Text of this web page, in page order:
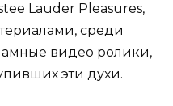
Lauder Pleasures,
среди
видео ролики,
эти духи.